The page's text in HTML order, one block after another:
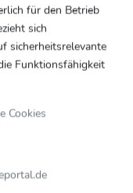
8
f/7b00
und dem TSV
f/ee96d5
für den Betrieb
sich
sicherheitsrelevante
Funktionsfähigkeit
Cookies